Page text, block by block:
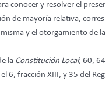
conocer y resolver el
de mayoría relativa,
y el otorgamiento de
la Constitución Local; 60,
6, fracción XIII, y 35 del